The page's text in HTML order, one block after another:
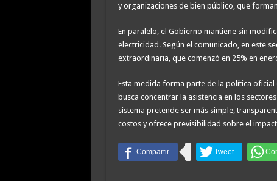
y organizaciones de bien público, que
En paralelo, el Gobierno mantiene sin
electricidad. Según el comunicado, en este
extraordinaria, que comenzó en 25% en
Esta medida forma parte de la política
busca concentrar la asistencia en los
sistema pretende ser más simple,
costos y ofrece previsibilidad sobre el